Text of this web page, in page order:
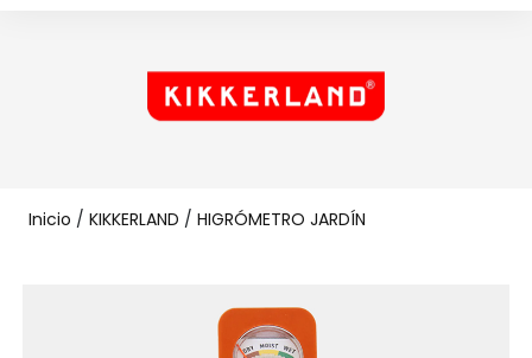
Inicio / KIKKERLAND / HIGRÓMETRO JARDÍN